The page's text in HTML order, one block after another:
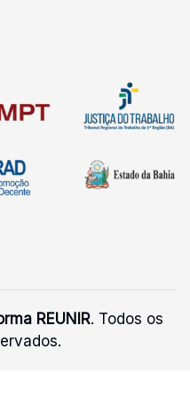
REUNIR. Todos os